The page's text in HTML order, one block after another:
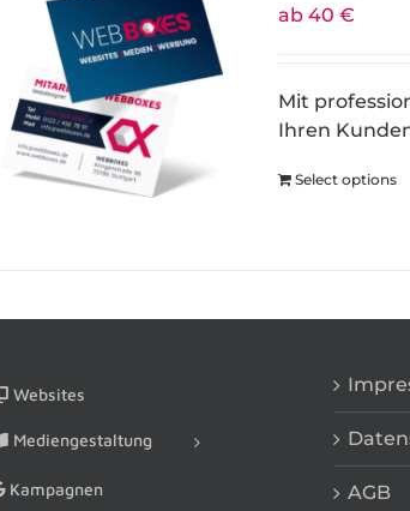
ab 40 €
Mit
Ihren
Select options
Websites
Mediengestaltung
Kampagnen AGB